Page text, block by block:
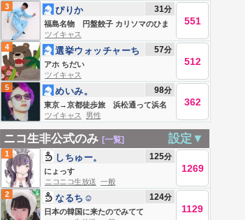
3
福島名物 円盤餃子 カリソマのひま
つぶし
ぴりか 31分
551
ツイキャス
4
アホ ちだい
選挙ウォッチャーち
だい
57分
512
ツイキャス
5
東京→京都徒歩旅 浜松通って浜名
湖 今日もなんとか。
めいみ。 98分
362
ツイキャス 男性
ニコ生非公式のみ [一覧] 設定▼
1
にょっす
しちゅー。 125分
1269
ニコニコ生放送 一般
2
日本の韓国に来たのでみてて
なるち☺︎ 124分
1129